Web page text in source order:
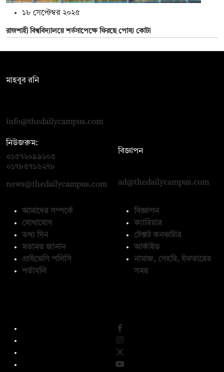
১৮ সেপ্টেম্বর ২০২৫
রাজশাহী বিশ্ববিদ্যালয়ে শর্তসাপেক্ষে ফিরছে পোষ্য কোটা
মাহবুব রনি
info@thedailycampus.com
নিউজরুম:
০১৫৭২০৯৯১০৫
০১৭৮৫৭১৬২৭৮
news@thedailycampus.com
বিজ্ঞাপন
ad@thedailycampus.com
আমাদের সম্পর্কে
যোগাযোগ
তথ্য দিন
মতামত জানান
প্রাইভেসি পলিসি
শর্তাবলি
বিজ্ঞাপন
ক্যারিয়ার
টেক্সট কনভার্টার
আর্কাইভ
নামাজ, সেহরি, ইফতারের
সময়